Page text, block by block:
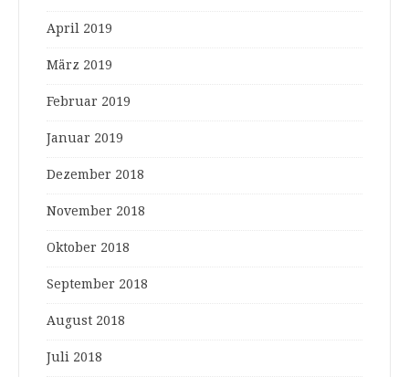
April 2019
März 2019
Februar 2019
Januar 2019
Dezember 2018
November 2018
Oktober 2018
September 2018
August 2018
Juli 2018